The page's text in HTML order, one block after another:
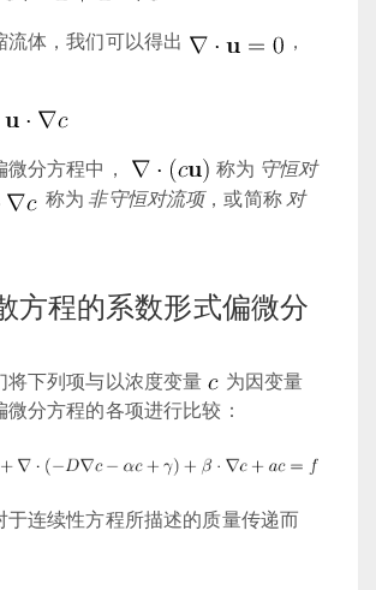
流体，我们可以得出
，
分方程中， 称为 守恒对
称为 非守恒对流项，或简称 对
方程的系数形式偏微分
将下列项与以浓度变量
为因变量
微分方程的各项进行比较：
于连续性方程所描述的质量传递而